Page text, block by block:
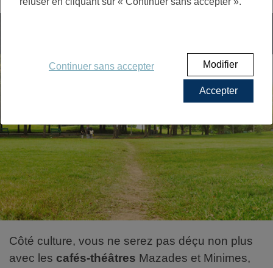
Côté culture, vous ne serez pas déçu non plus
avec les cafés-théâtres Mazades et Minimes,
Continuer sans accepter Modifier
Accepter